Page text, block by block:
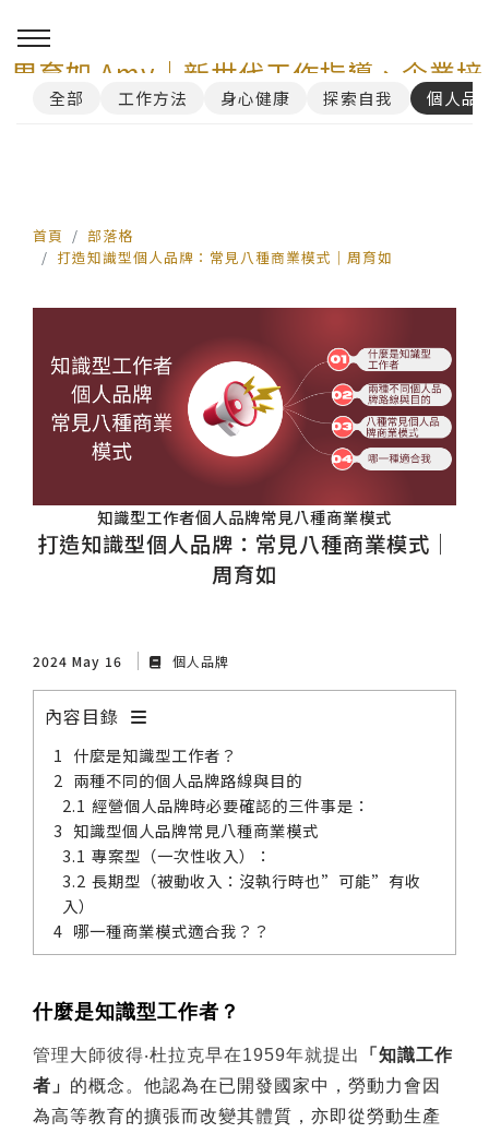
周育如 Amy｜新世代工作指導、企業培
訓與 AI 講師顧問服務
全部 工作方法 身心健康 探索自我 個人品
首頁
部落格
打造知識型個人品牌：常見八種商業模式｜周育如
知識型工作者個人品牌常見八種商業模式
打造知識型個人品牌：常見八種商業模式｜
周育如
2024 May 16 個人品牌
內容目錄
什麼是知識型工作者？
兩種不同的個人品牌路線與目的
經營個人品牌時必要確認的三件事是：
知識型個人品牌常見八種商業模式
專案型（一次性收入）：
長期型（被動收入：沒執行時也”可能”有收
入）
哪一種商業模式適合我？？
什麼是知識型工作者？
管理大師彼得‧杜拉克早在1959年就提出
「知識工作
者」 的概念。他認為在已開發國家中，勞動力會因
為高等教育的擴張而改變其體質，亦即從勞動生產